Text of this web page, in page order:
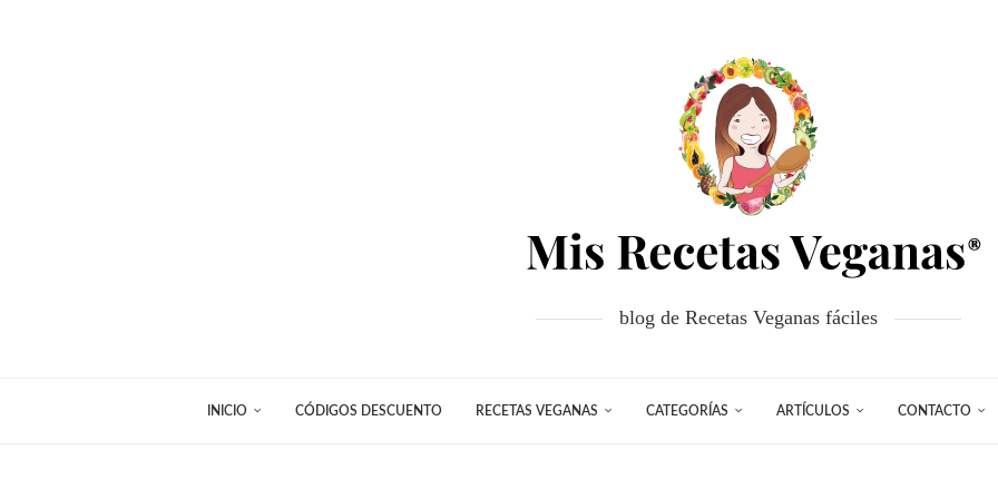
blog de Recetas Veganas fáciles
INICIO CÓDIGOS DESCUENTO RECETAS VEGANAS CATEGORÍAS ARTÍCULOS CONTACTO